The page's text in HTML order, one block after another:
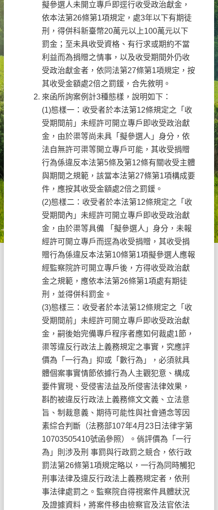
擬參選人未開立專戶即逕行收受政治獻金，
依本法第26條第1項規定，處3年以下有期徒
刑，得併科新臺幣20萬元以上100萬元以下
罰金；至未具收受資格、有行求或期約不當
利益而為捐贈之情事，以及收受期間外仍收
受政治獻金者，依同法第27條第1項規定，按
其收受金額處2倍之罰鍰，合先敘明。
來函所詢案例計3種態樣，說明如下：
(1)態樣一：收受者於本法第12條規定之「收
受期間前」未經許可開立專戶即收受政治獻
金，由於渠等尚未具「擬參選人」身分，依
法自無許可渠等開立專戶可能，其收受捐贈
行為係違反本法第5條及第12條有關收受主體
與期間之規範，該當本法第27條第1項構成要
件，應按其收受金額處2倍之罰鍰。
(2)態樣二：收受者於本法第12條規定之「收
受期間內」未經許可開立專戶即收受政治獻
金，由於渠等具備 「擬參選人」身分，未報
經許可開立專戶而逕為收受捐贈，其收受捐
贈行為係違反本法第10條第1項擬參選人應報
經監察院許可開立專戶後，方得收受政治獻
金之規範，應依本法第26條第1項處有期徒
刑，並得併科罰金。
(3)態樣三：收受者於本法第12條規定之「收
受期間前」未經許可開立專戶即收受政治獻
金，嗣後始完備專戶程序者應如何裁處1節，
渠等違反行政法上義務規定之事實，究應評
價為「一行為」抑或「數行為」，必須就具
體個案事實情節依據行為人主觀犯意、構成
要件實現、受侵害法益及所侵害法律效果，
斟酌被違反行政法上義務條文文義、立法意
旨、制裁意義、期待可能性與社會通念等因
素綜合判斷（法務部107年4月23日法律字第
10703505410號函參照）。倘評價為「一行
為」則涉及刑 事罰與行政罰之競合，依行政
罰法第26條第1項規定略以，一行為同時觸犯
刑事法律及違反行政法上義務規定者，依刑
事法律處罰之。監察院自得視案件具體狀況
及證據資料，將案件移由檢察官及法官依法